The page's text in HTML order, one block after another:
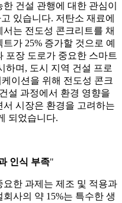
건설 관행에 대한 관심이
있습니다. 저탄소 재료에
는 전도성 콘크리트를 채
가 25% 증가할 것으로 예
포장 도로가 중요한 스마트
하며, 도시 지역 건설 프로
이션을 위해 전도성 콘크
설 과정에서 환경 영향을
시장은 환경을 고려하는
되었습니다.
인식 부족"
한 과제는 제조 및 적용과
사의 약 15%는 특수한 생